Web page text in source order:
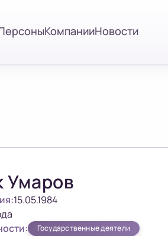
КомпанииНовости
Умаров
15.05.1984
Государственные деятели